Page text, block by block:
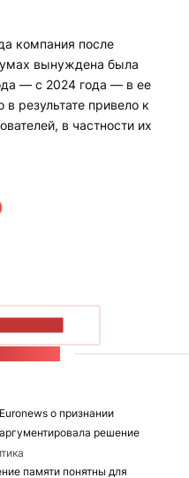
компания после
вынуждена была
— с 2024 года — в ее
результате привело к
в частности их
о признании
решение
памяти понятны для